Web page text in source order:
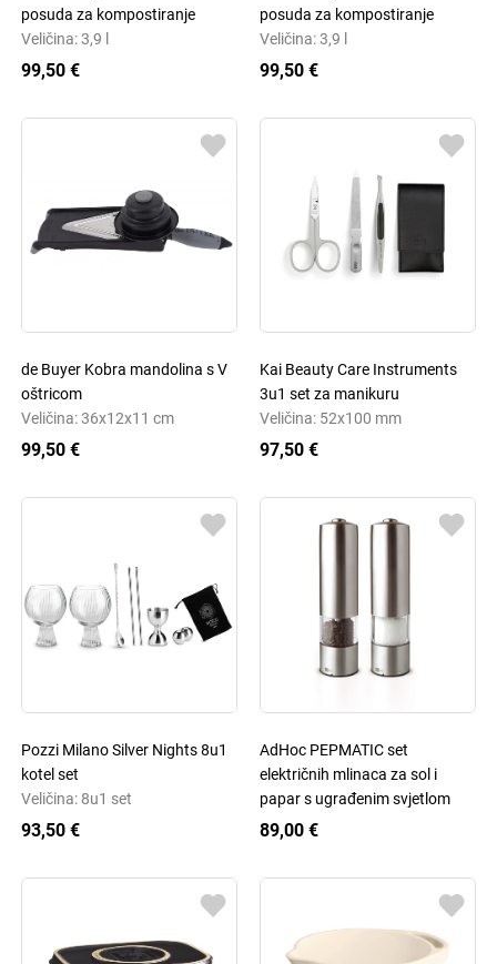
posuda za kompostiranje
Veličina: 3,9 l
99,50 €
posuda za kompostiranje
Veličina: 3,9 l
99,50 €
de Buyer Kobra mandolina s V
oštricom
Veličina: 36x12x11 cm
99,50 €
Kai Beauty Care Instruments
3u1 set za manikuru
Veličina: 52x100 mm
97,50 €
Pozzi Milano Silver Nights 8u1
kotel set
Veličina: 8u1 set
93,50 €
AdHoc PEPMATIC set
električnih mlinaca za sol i
papar s ugrađenim svjetlom
89,00 €